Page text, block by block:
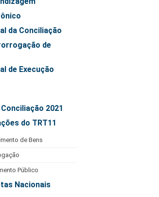
da Conciliação
de
de Execução
2021
do TRT11
de Bens
Público
Nacionais